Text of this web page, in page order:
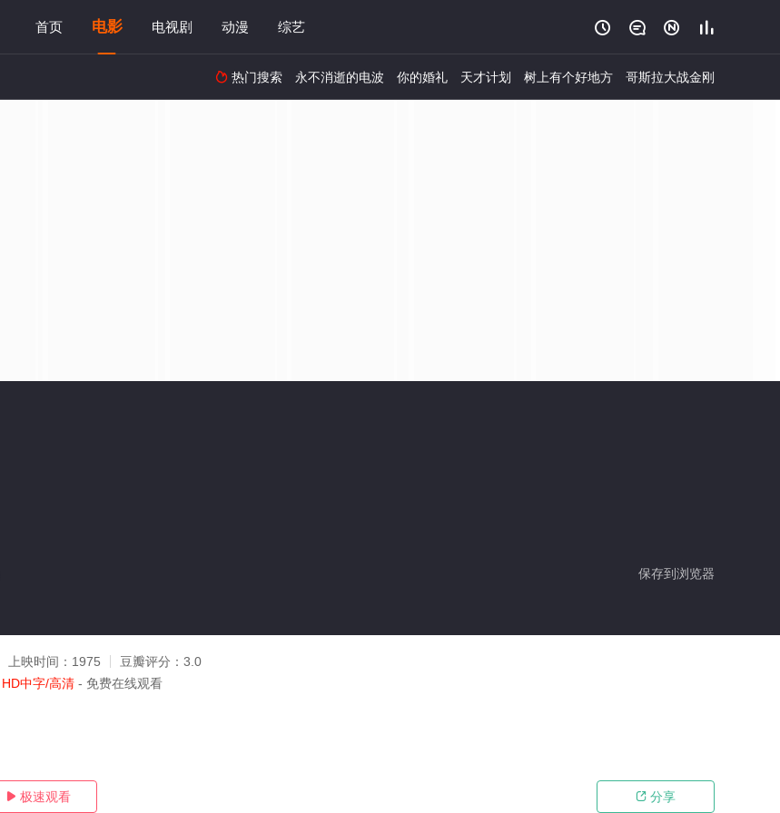
首页 电影 电视剧 动漫 综艺    
 热门搜索 永不消逝的电波 你的婚礼 天才计划 树上有个好地方 哥斯拉大战金刚
保存到浏览器
上映时间： 1975 豆瓣评分： 3.0
HD中字/高清 - 免费在线观看
 极速观看  分享